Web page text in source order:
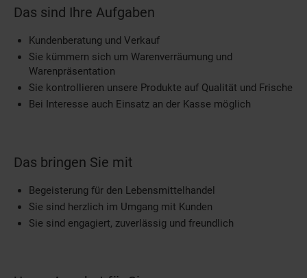
Das sind Ihre Aufgaben
Kundenberatung und Verkauf
Sie kümmern sich um Warenverräumung und
Warenpräsentation
Sie kontrollieren unsere Produkte auf Qualität und Frische
Bei Interesse auch Einsatz an der Kasse möglich
Das bringen Sie mit
Begeisterung für den Lebensmittelhandel
Sie sind herzlich im Umgang mit Kunden
Sie sind engagiert, zuverlässig und freundlich